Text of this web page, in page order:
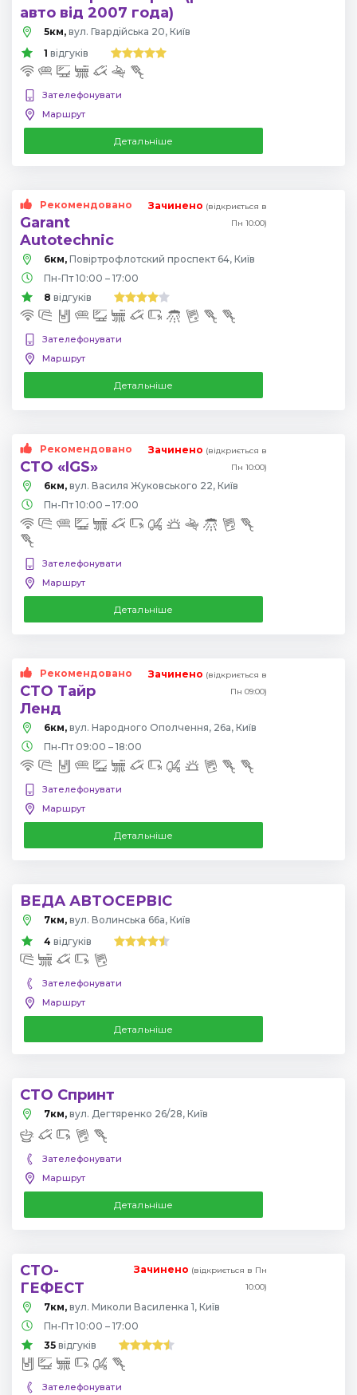
авто від 2007 года)
5км, вул. Гвардійська 20, Київ
1 відгуків
Зателефонувати
Маршрут
Детальніше
Рекомендовано
Garant
Autotechnic
Зачинено (відкриється в
Пн 10:00)
6км,
Повіртрофлотский проспект 64, Київ
Пн-Пт 10:00 – 17:00
8 відгуків
Зателефонувати
Маршрут
Детальніше
Рекомендовано
СТО «IGS»
Зачинено (відкриється в
Пн 10:00)
6км, вул. Василя Жуковського 22, Київ
Пн-Пт 10:00 – 17:00
Зателефонувати
Маршрут
Детальніше
Рекомендовано
СТО Тайр
Ленд
Зачинено (відкриється в
Пн 09:00)
6км, вул. Народного Ополчення, 26а, Київ
Пн-Пт 09:00 – 18:00
Зателефонувати
Маршрут
Детальніше
ВЕДА АВТОСЕРВІС
7км, вул. Волинська 66а, Київ
4 відгуків
Зателефонувати
Маршрут
Детальніше
СТО Спринт
7км, вул. Дегтяренко 26/28, Київ
Зателефонувати
Маршрут
Детальніше
СТО-
ГЕФЕСТ
Зачинено (відкриється в Пн
10:00)
7км, вул. Миколи Василенка 1, Київ
Пн-Пт 10:00 – 17:00
35 відгуків
Зателефонувати